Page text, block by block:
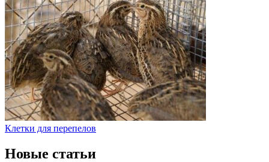
Клетки для перепелов
Новые статьи